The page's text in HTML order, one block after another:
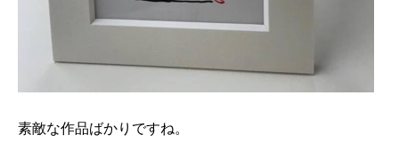
素敵な作品ばかりですね。